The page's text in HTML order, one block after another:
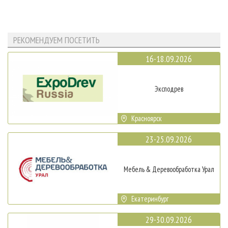
РЕКОМЕНДУЕМ ПОСЕТИТЬ
16-18.09.2026
Эксподрев
Красноярск
23-25.09.2026
Мебель & Деревообработка Урал
Екатеринбург
29-30.09.2026